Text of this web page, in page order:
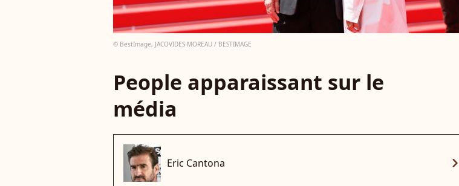
© BestImage, JACOVIDES-MOREAU / BESTIMAGE
People apparaissant sur le
média
Eric Cantona chevron_right